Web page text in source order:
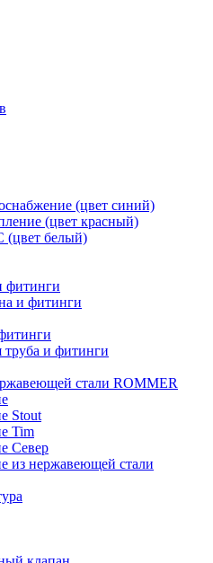
(цвет синий)
(цвет красный)
(цвет белый)
фитинги
и фитинги
и фитинги
стали ROMMER
Stout
Tim
Север
из нержавеющей стали